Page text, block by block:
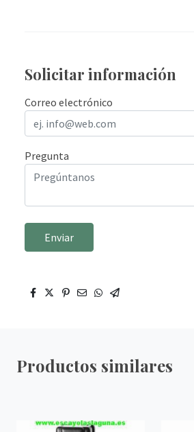
Solicitar información
Correo electrónico
Pregunta
Enviar
Productos similares